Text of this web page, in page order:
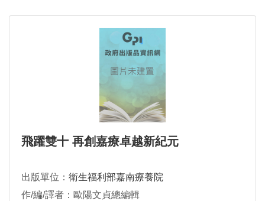
飛躍雙十 再創嘉療卓越新紀元
出版單位： 衛生福利部嘉南療養院
作/編/譯者：歐陽文貞總編輯